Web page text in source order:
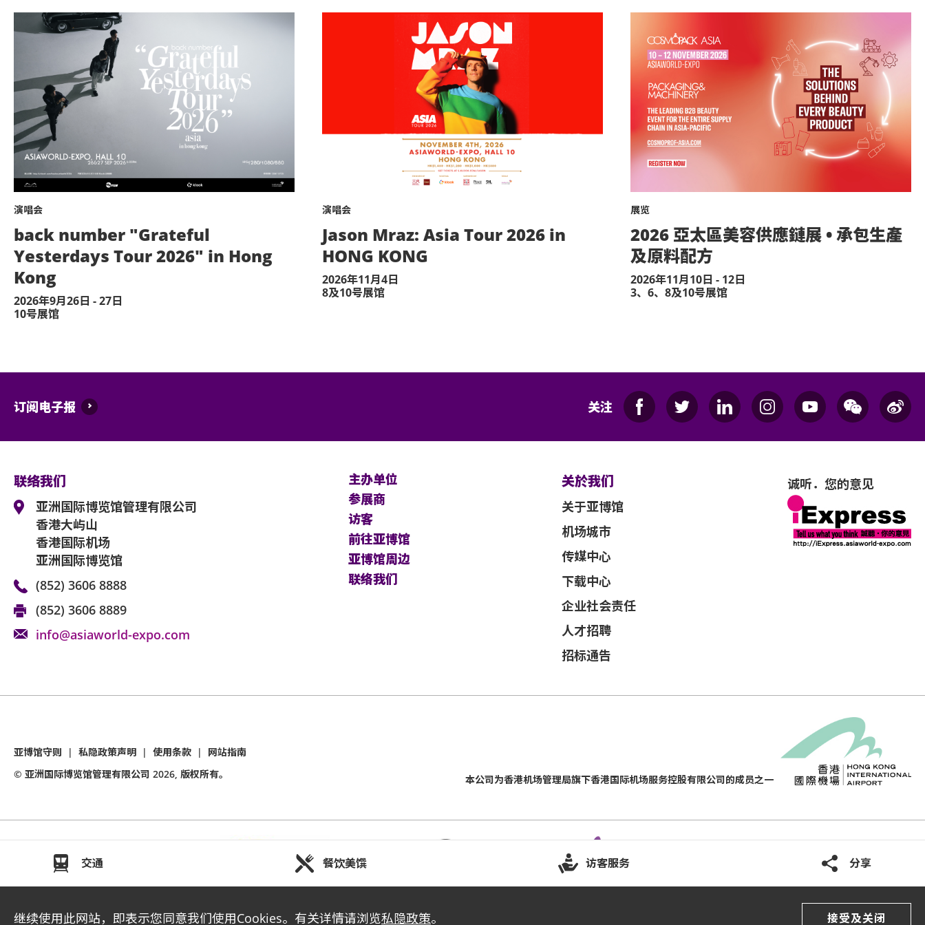
继续使用此网站，即表示您同意我们使用Cookies。有关详情请浏览私隐政策。 接受及关闭
交通 餐饮美馔 访客服务 分享
8. 公众入场时间开始后，2号展馆将于关闭，排队序号亦同时被视为失效。
9. 如需再次入场，请于离开展馆前在出口向工作人员展示及扫描当天活动门
票。否则可导致无法重新进入展馆，并不设退款。
10. 亚洲国际博览馆范围内严禁吸烟。
11. 不准携带外来食品及饮品进入亚洲国际博览馆。樽装饮用水除外。
12. 严禁携带玻璃樽、铝罐、任何比空气轻的充气物体，不论其物料(如：气
球)、任何危险品、武器、喷雾类或利器等物品进入表演场内。
13. 于亚洲国际博览馆范围内严禁售卖或派发未获授权的商品或其他物品。
14. 不准站于座椅上。
15. 严禁携带及发放烟花、烟火、或使用激光仪器。
16. 不准携带及使用任何遥控飞行设备或玩具(如：模型直升机、无人驾驶飞
机)。
17. 严禁炒卖门票。门票如已被使用或转售、分享予他人或作其他商业用途，
亚洲国际博览馆管理有限公司及主办机构将保留取消该门票之决定权。
士均不得携带任何动物进入场馆。
22. 如有任何争议，亚洲国际博览馆管理有限公司及主办机构保留最终决定
权。
23. 如中、英文版本启示有任何牴触或不相符之处，应以英文版本为准。
VIP演后欢送活动安排
活动将于演唱会结束后进行。 Block B 企位门票持有人请在演出后在原地耐心等
侯，并按现场工作人员指示，进行手带检查程序及有秩序地前往欢送活动范围。
参加者请于地下2号展馆内指示排队进入会场参加活动。 VIP纪念卡牌及挂绳将于检查门票
所有VIP 门票持有人将于入场时获发一条手带。如有任何遗失不设更换，恕不接受已损坏
的手带。进入展馆前请确保手带配戴隐固妥当。
Soundcheck Party结束后VIP可留在展馆内等待演出。
利，且不予退款。
Soundcheck Party 及欢送活动安排可能以实际情况有所改动，请留意Live Nation HK 社
官方周边商品售卖处
官方周边商品售卖处条款与细则
不接受现金付款。商品只接受以信用卡或指定的在线支付方式付款。 (VISA / Mastercard
/ CUP / JCB / WECHAT / ALIPAY)
则不设退换。
座位观众
所有观众进场前，须进行金属探测器的安检程序 (如适用)。
如需再次进场，请向保安人员出示入场证明和当天演唱会门票正本，以兹识别。观众必须
参与演前Soundcheck活动
VIP 专属入场通道
VIP 纪念卡牌及挂绳
VIP Send-off 套票包括：
优先进入演唱会会场
VIP 专属入场通道
VIP 纪念卡牌及挂绳
演唱会
back number "Grateful
Yesterdays Tour 2026" in Hong
Kong
2026年9月26日 - 27日
10号展馆
演唱会
Jason Mraz: Asia Tour 2026 in
HONG KONG
2026年11月4日
8及10号展馆
展览
2026 亞太區美容供應鏈展 • 承包生產
及原料配方
2026年11月10日 - 12日
3、6、8及10号展馆
订阅电子报 关注
联络我们
亚洲国际博览馆管理有限公司
香港大屿山
香港国际机场
亚洲国际博览馆
(852) 3606 8888
(852) 3606 8889
info@asiaworld-expo.com
主办单位
参展商
访客
前往亚博馆
亚博馆周边
联络我们
关於我们
关于亚博馆
机场城市
传媒中心
下载中心
企业社会责任
人才招聘
招标通告
诚听．您的意见
亚博馆守则 | 私隐政策声明 | 使用条款 |
网站指南
© 亚洲国际博览馆管理有限公司 2026, 版权所有。 本公司为香港机场管理局旗下香港国际机场服务控股有限公司的成员之一